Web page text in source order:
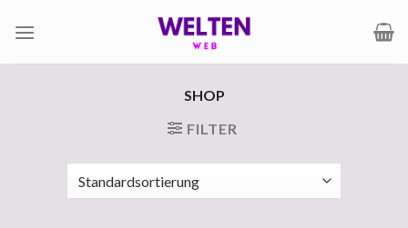
Inhalt
SHOP
FILTER